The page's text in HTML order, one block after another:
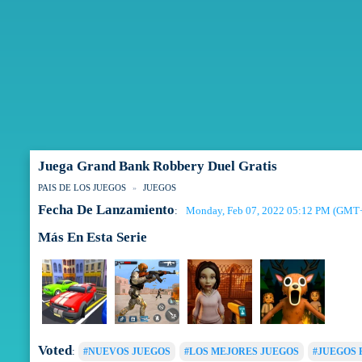
Juega Grand Bank Robbery Duel Gratis
PAIS DE LOS JUEGOS JUEGOS
Fecha De Lanzamiento: Monday, Feb 07, 2022 05:12 PM
Más En Esta Serie
Voted: #NUEVOS JUEGOS #LOS MEJORES JUEGOS #JUEGOS